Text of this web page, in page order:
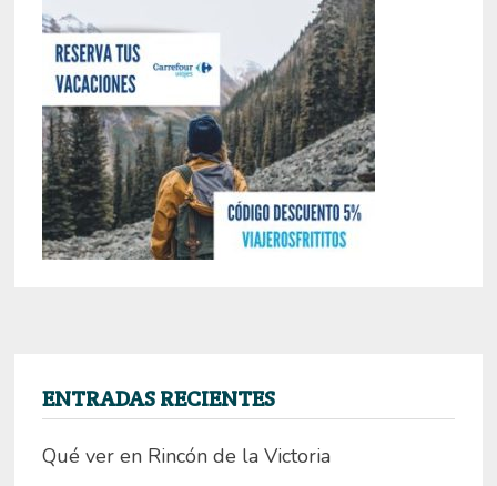
ENTRADAS RECIENTES
Qué ver en Rincón de la Victoria